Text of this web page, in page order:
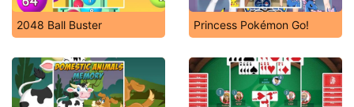
2048 Ball Buster Princess Pokémon Go!